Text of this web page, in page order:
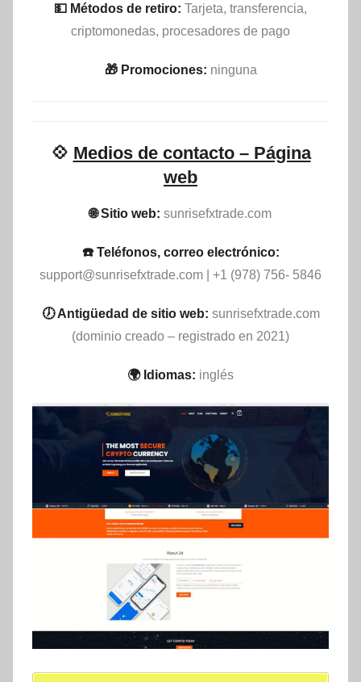
💵​ Métodos de retiro: Tarjeta, transferencia,
criptomonedas, procesadores de pago
🎁 Promociones: ninguna
💠 Medios de contacto – Página
web
🌐 Sitio web: sunrisefxtrade.com
☎️ Teléfonos, correo electrónico:
support@sunrisefxtrade.com | +1 (978) 756- 5846
🕖 Antigüedad de sitio web: sunrisefxtrade.com
(dominio creado – registrado en 2021)
🌍 Idiomas: inglés